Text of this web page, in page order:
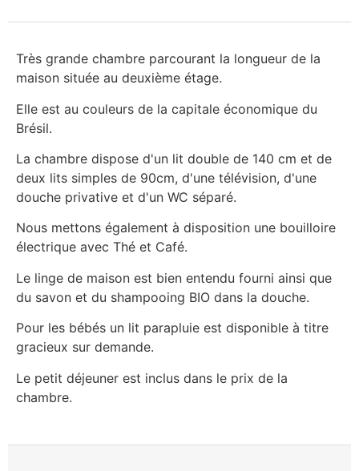
Très grande chambre parcourant la longueur de la
maison située au deuxième étage.
Elle est au couleurs de la capitale économique du
Brésil.
La chambre dispose d'un lit double de 140 cm et de
deux lits simples de 90cm, d'une télévision, d'une
douche privative et d'un WC séparé.
Nous mettons également à disposition une bouilloire
électrique avec Thé et Café.
Le linge de maison est bien entendu fourni ainsi que
du savon et du shampooing BIO dans la douche.
Pour les bébés un lit parapluie est disponible à titre
gracieux sur demande.
Le petit déjeuner est inclus dans le prix de la
chambre.